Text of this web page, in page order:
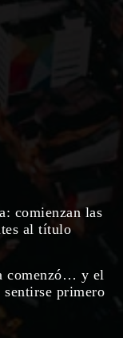
comienzan las
al título
comenzó… y el
primero